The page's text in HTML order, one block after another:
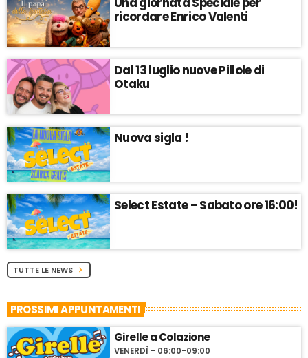
ricordare Enrico Valenti
Dal 13 luglio nuove Pillole di
Otaku
Nuova sigla !
Select Estate – Sabato ore 16:00!
TUTTE LE NEWS chevron_right
PROSSIMI APPUNTAMENTI
Girelle a Colazione
VENERDÌ - 06:00-09:00